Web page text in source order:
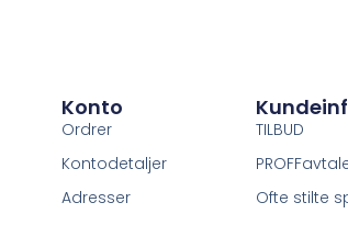
Konto
Ordrer
Kontodetaljer
Adresser
TILBUD
Ofte stilte